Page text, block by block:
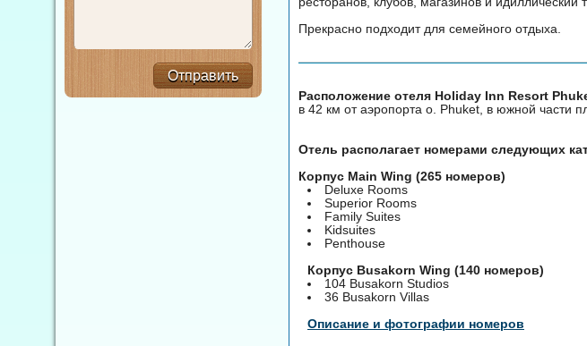
Прекрасно подходит для семейного отдыха.
Расположение отеля Holiday Inn Resort
в 42 км от аэропорта о. Phuket, в южной части
Отель располагает номерами следующих
Корпус Main Wing (265 номеров)
Deluxe Rooms
Superior Rooms
Family Suites
Kidsuites
Penthouse
Корпус Busakorn Wing (140 номеров)
104 Busakorn Studios
36 Busakorn Villas
Описание и фотографии номеров
Отправить